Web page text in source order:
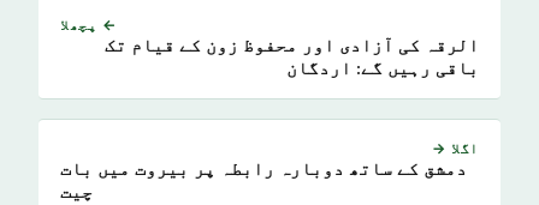
← پچھلا
الرقہ کی آزادی اور محفوظ زون کے قیام تک
باقی رہیں گے: اردگان
اگلا →
دمشق کے ساتھ دوبارہ رابطہ پر بیروت میں بات
چیت